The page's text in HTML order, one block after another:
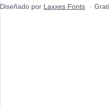
Diseñado por Laxxes Fonts